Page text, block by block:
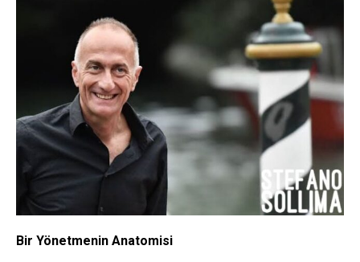
Bir Yönetmenin Anatomisi